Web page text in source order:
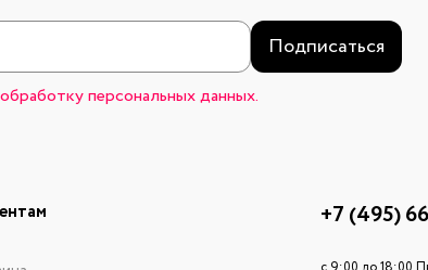
Подписаться
персональных данных.
+7 (495)